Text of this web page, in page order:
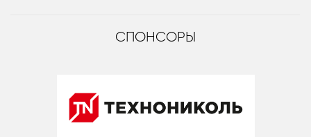
СПОНСОРЫ